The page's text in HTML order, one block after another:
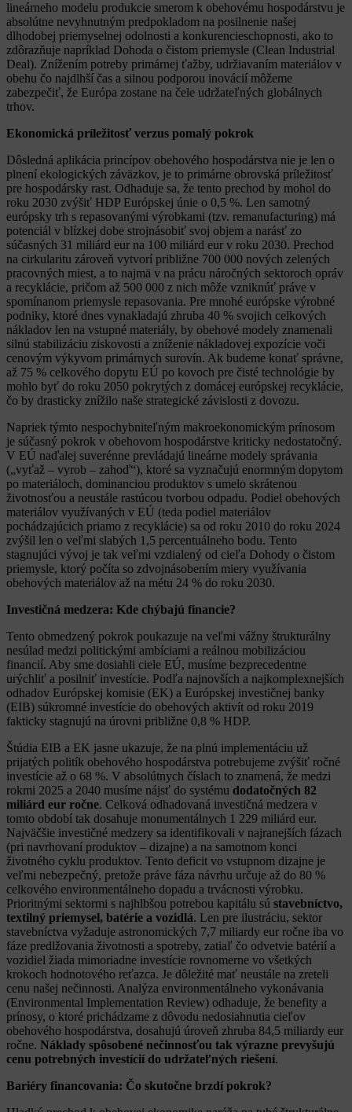
lineárneho modelu produkcie smerom k obehovému hospodárstvu je
absolútne nevyhnutným predpokladom na posilnenie našej
dlhodobej priemyselnej odolnosti a konkurencieschopnosti, ako to
zdôrazňuje napríklad Dohoda o čistom priemysle (Clean Industrial
Deal). Znížením potreby primárnej ťažby, udržiavaním materiálov v
obehu čo najdlhší čas a silnou podporou inovácií môžeme
zabezpečiť, že Európa zostane na čele udržateľných globálnych
trhov.
Ekonomická príležitosť verzus pomalý pokrok
Dôsledná aplikácia princípov obehového hospodárstva nie je len o
plnení ekologických záväzkov, je to primárne obrovská príležitosť
pre hospodársky rast. Odhaduje sa, že tento prechod by mohol do
roku 2030 zvýšiť HDP Európskej únie o 0,5 %. Len samotný
európsky trh s repasovanými výrobkami (tzv. remanufacturing) má
potenciál v blízkej dobe strojnásobiť svoj objem a narásť zo
súčasných 31 miliárd eur na 100 miliárd eur v roku 2030. Prechod
na cirkularitu zároveň vytvorí približne 700 000 nových zelených
pracovných miest, a to najmä v na prácu náročných sektoroch opráv
a recyklácie, pričom až 500 000 z nich môže vzniknúť práve v
spomínanom priemysle repasovania. Pre mnohé európske výrobné
podniky, ktoré dnes vynakladajú zhruba 40 % svojich celkových
nákladov len na vstupné materiály, by obehové modely znamenali
silnú stabilizáciu ziskovosti a zníženie nákladovej expozície voči
cenovým výkyvom primárnych surovín. Ak budeme konať správne,
až 75 % celkového dopytu EÚ po kovoch pre čisté technológie by
mohlo byť do roku 2050 pokrytých z domácej európskej recyklácie,
čo by drasticky znížilo naše strategické závislosti z dovozu.
Napriek týmto nespochybniteľným makroekonomickým prínosom
je súčasný pokrok v obehovom hospodárstve kriticky nedostatočný.
V EÚ naďalej suverénne prevládajú lineárne modely správania
(„vyťaž – vyrob – zahoď“), ktoré sa vyznačujú enormným dopytom
po materiáloch, dominanciou produktov s umelo skrátenou
životnosťou a neustále rastúcou tvorbou odpadu. Podiel obehových
materiálov využívaných v EÚ (teda podiel materiálov
pochádzajúcich priamo z recyklácie) sa od roku 2010 do roku 2024
zvýšil len o veľmi slabých 1,5 percentuálneho bodu. Tento
stagnujúci vývoj je tak veľmi vzdialený od cieľa Dohody o čistom
priemysle, ktorý počíta so zdvojnásobením miery využívania
obehových materiálov až na métu 24 % do roku 2030.
Investičná medzera: Kde chýbajú financie?
Tento obmedzený pokrok poukazuje na veľmi vážny štrukturálny
nesúlad medzi politickými ambíciami a reálnou mobilizáciou
financií. Aby sme dosiahli ciele EÚ, musíme bezprecedentne
urýchliť a posilniť investície. Podľa najnovších a najkomplexnejších
odhadov Európskej komisie (EK) a Európskej investičnej banky
(EIB) súkromné investície do obehových aktivít od roku 2019
fakticky stagnujú na úrovni približne 0,8 % HDP.
Štúdia EIB a EK jasne ukazuje, že na plnú implementáciu už
prijatých politík obehového hospodárstva potrebujeme zvýšiť ročné
investície až o 68 %. V absolútnych číslach to znamená, že medzi
rokmi 2025 a 2040 musíme nájsť do systému dodatočných 82
miliárd eur ročne. Celková odhadovaná investičná medzera v
tomto období tak dosahuje monumentálnych 1 229 miliárd eur.
Najväčšie investičné medzery sa identifikovali v najranejších fázach
(pri navrhovaní produktov – dizajne) a na samotnom konci
životného cyklu produktov. Tento deficit vo vstupnom dizajne je
veľmi nebezpečný, pretože práve fáza návrhu určuje až do 80 %
celkového environmentálneho dopadu a trvácnosti výrobku.
Prioritnými sektormi s najhlbšou potrebou kapitálu sú stavebníctvo,
textilný priemysel, batérie a vozidlá. Len pre ilustráciu, sektor
stavebníctva vyžaduje astronomických 7,7 miliardy eur ročne iba vo
fáze predlžovania životnosti a spotreby, zatiaľ čo odvetvie batérií a
vozidiel žiada mimoriadne investície rovnomerne vo všetkých
krokoch hodnotového reťazca. Je dôležité mať neustále na zreteli
cenu našej nečinnosti. Analýza environmentálneho vykonávania
(Environmental Implementation Review) odhaduje, že benefity a
prínosy, o ktoré prichádzame z dôvodu nedosiahnutia cieľov
obehového hospodárstva, dosahujú úroveň zhruba 84,5 miliardy eur
ročne. Náklady spôsobené nečinnosťou tak výrazne prevyšujú
cenu potrebných investícií do udržateľných riešení.
Bariéry financovania: Čo skutočne brzdí pokrok?